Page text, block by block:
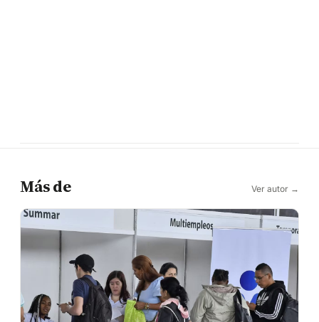
Más de Ver autor →